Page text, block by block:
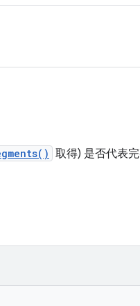
取得) 是否代表完